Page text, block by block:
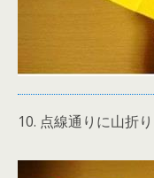
10. 点線通りに山折